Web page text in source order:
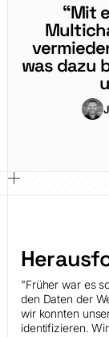
“Mit
was dazu
"Früher war es
den Daten der
wir konnten
identifizieren.